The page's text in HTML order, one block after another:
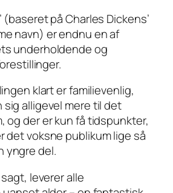
(baseret på Charles Dickens’
navn) er endnu en af
underholdende og
klart er familievenlig,
alligevel mere til det
og der er kun få tidspunkter,
det voksne publikum lige så
yngre del.
leverer alle